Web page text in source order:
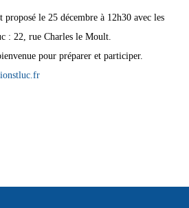
proposé le 25 décembre à 12h30 avec les
: 22, rue Charles le Moult.
pour préparer et participer.